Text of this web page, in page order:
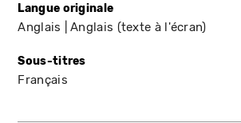
Langue originale
Anglais Anglais (texte à l'écran)
Sous-titres
Français